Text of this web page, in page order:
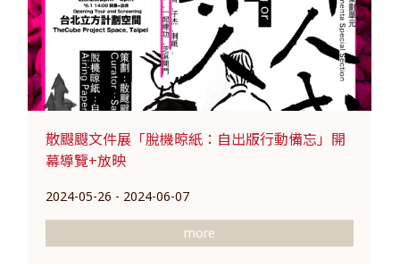
散颼颼文件展「脫機晾紙：自出版行動備忘」開
幕導覽+放映
2024-05-26 - 2024-06-07
more